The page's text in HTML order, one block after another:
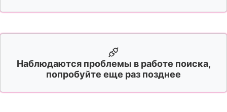
Наблюдаются проблемы в работе поиска,
попробуйте еще раз позднее